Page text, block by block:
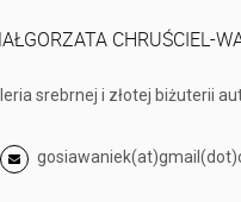
CHRUŚCIEL-
srebrnej i złotej biżuterii